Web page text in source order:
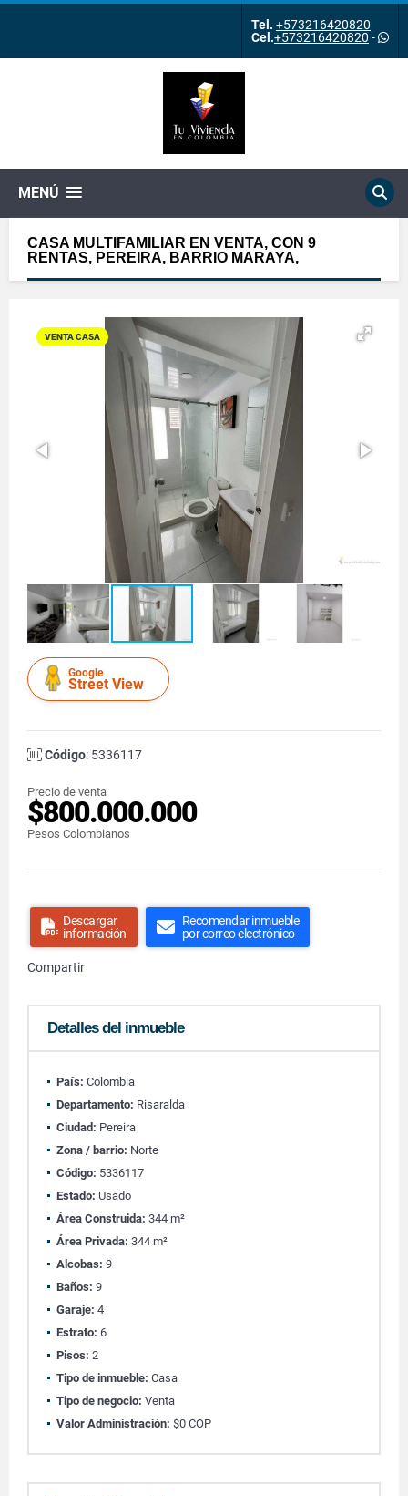
Tel. +573216420820
Cel.+573216420820 -
MENÚ
CASA MULTIFAMILIAR EN VENTA, CON 9
RENTAS, PEREIRA, BARRIO MARAYA,
VENTA CASA
Google
Street View
Código: 5336117
Precio de venta
$800.000.000
Pesos Colombianos
Descargar
información
Recomendar inmueble
por correo electrónico
Compartir
Detalles del inmueble
País: Colombia
Departamento: Risaralda
Ciudad: Pereira
Zona / barrio: Norte
Código: 5336117
Estado: Usado
Área Construida: 344 m²
Área Privada: 344 m²
Alcobas: 9
Baños: 9
Garaje: 4
Estrato: 6
Pisos: 2
Tipo de inmueble: Casa
Tipo de negocio: Venta
Valor Administración: $0 COP